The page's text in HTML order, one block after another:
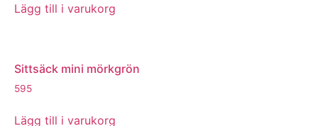
Lägg till i varukorg
Sittsäck mini mörkgrön
595
Lägg till i varukorg